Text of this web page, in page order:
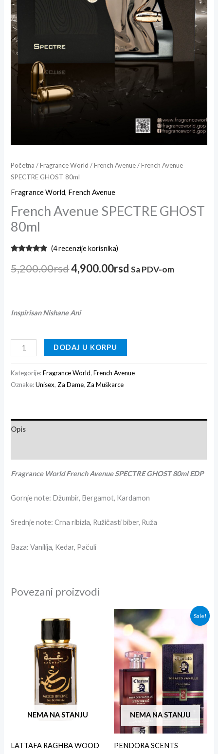
Početna /Fragrance World /French Avenue/ French Avenue
SPECTRE GHOST 80ml
Fragrance World, French Avenue
French Avenue SPECTRE GHOST
80ml
5.00od 5
na osnovu
(4recenzije korisnika)
5,200.00rsd4,900.00rsd Sa PDV-om
Inspirisan Nishane Ani
DODAJ U KORPU
Kategorije:Fragrance World,French Avenue
Oznake:Unisex,Za Dame,Za Muškarce
Opis
Fragrance World French Avenue SPECTRE GHOST 80ml EDP
Gornje note: Džumbir, Bergamot, Kardamon
Srednje note: Crna ribizla, Ružičasti biber, Ruža
Baza: Vanilija, Kedar, Pačuli
Povezani proizvodi
NEMA NA STANJU
LATTAFA RAGHBA WOOD
Sale!
NEMA NA STANJU
PENDORA SCENTS
Originalna
cena
je
bila:
3,300.00rsd.
Trenutna
cena